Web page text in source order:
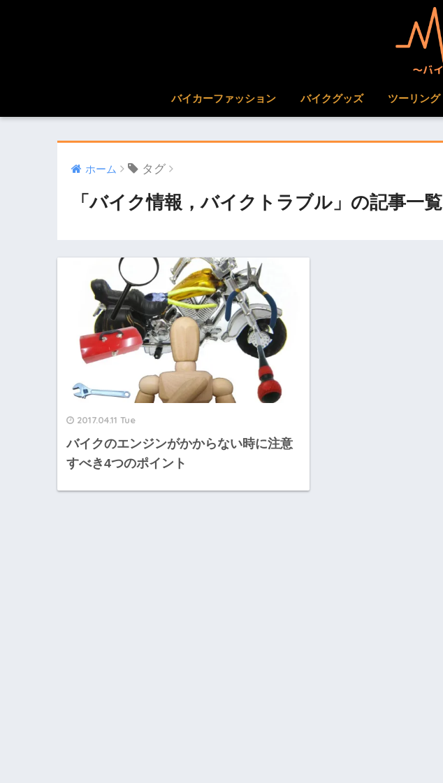
バイカーファッション バイクグッズ ツーリング
ホーム タグ
「バイク情報，バイクトラブル」の記事一覧
2017.04.11 Tue
バイクのエンジンがかからない時に注意
すべき4つのポイント